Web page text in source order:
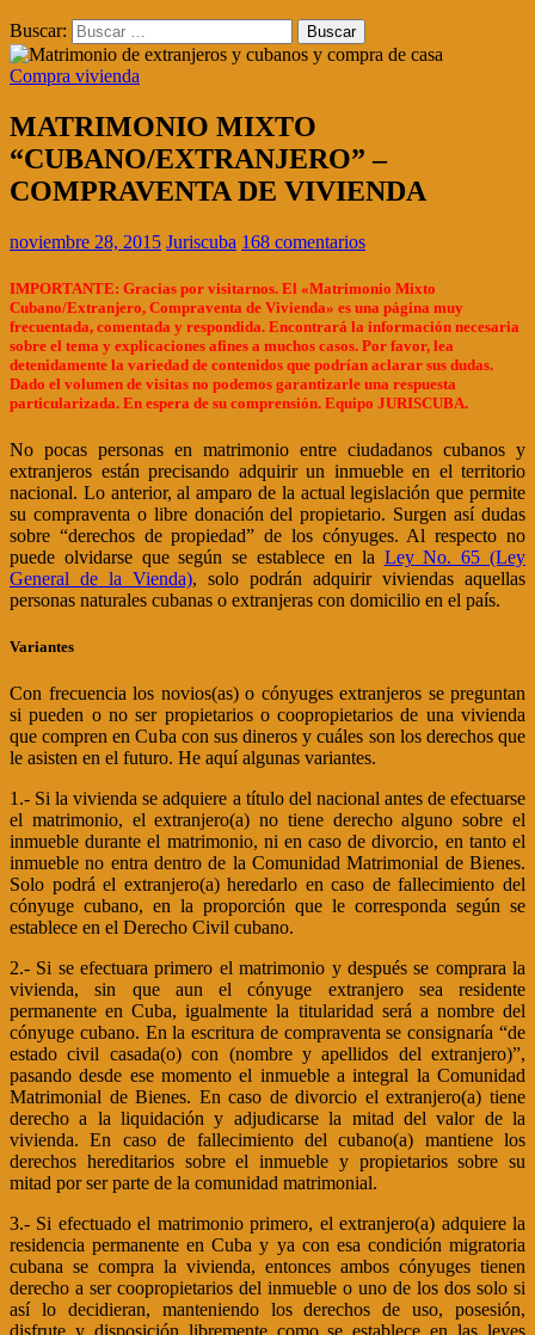
Buscar:
Compra vivienda
MATRIMONIO MIXTO
“CUBANO/EXTRANJERO” –
COMPRAVENTA DE VIVIENDA
noviembre 28, 2015 Juriscuba 168 comentarios
IMPORTANTE: Gracias por visitarnos. El «Matrimonio Mixto
Cubano/Extranjero, Compraventa de Vivienda» es una página muy
frecuentada, comentada y respondida. Encontrará la información necesaria
sobre el tema y explicaciones afines a muchos casos. Por favor, lea
detenidamente la variedad de contenidos que podrían aclarar sus dudas.
Dado el volumen de visitas no podemos garantizarle una respuesta
particularizada. En espera de su comprensión. Equipo JURISCUBA.
No pocas personas en matrimonio entre ciudadanos cubanos y
extranjeros están precisando adquirir un inmueble en el territorio
nacional. Lo anterior, al amparo de la actual legislación que permite
su compraventa o libre donación del propietario. Surgen así dudas
sobre “derechos de propiedad” de los cónyuges. Al respecto no
puede olvidarse que según se establece en la Ley No. 65 (Ley
General de la Vienda), solo podrán adquirir viviendas aquellas
personas naturales cubanas o extranjeras con domicilio en el país.
Variantes
Con frecuencia los novios(as) o cónyuges extranjeros se preguntan
si pueden o no ser propietarios o coopropietarios de una vivienda
que compren en Cuba con sus dineros y cuáles son los derechos que
le asisten en el futuro. He aquí algunas variantes.
1.- Si la vivienda se adquiere a título del nacional antes de efectuarse
el matrimonio, el extranjero(a) no tiene derecho alguno sobre el
inmueble durante el matrimonio, ni en caso de divorcio, en tanto el
inmueble no entra dentro de la Comunidad Matrimonial de Bienes.
Solo podrá el extranjero(a) heredarlo en caso de fallecimiento del
cónyuge cubano, en la proporción que le corresponda según se
establece en el Derecho Civil cubano.
2.- Si se efectuara primero el matrimonio y después se comprara la
vivienda, sin que aun el cónyuge extranjero sea residente
permanente en Cuba, igualmente la titularidad será a nombre del
cónyuge cubano. En la escritura de compraventa se consignaría “de
estado civil casada(o) con (nombre y apellidos del extranjero)”,
pasando desde ese momento el inmueble a integral la Comunidad
Matrimonial de Bienes. En caso de divorcio el extranjero(a) tiene
derecho a la liquidación y adjudicarse la mitad del valor de la
vivienda. En caso de fallecimiento del cubano(a) mantiene los
derechos hereditarios sobre el inmueble y propietarios sobre su
mitad por ser parte de la comunidad matrimonial.
3.- Si efectuado el matrimonio primero, el extranjero(a) adquiere la
residencia permanente en Cuba y ya con esa condición migratoria
cubana se compra la vivienda, entonces ambos cónyuges tienen
derecho a ser coopropietarios del inmueble o uno de los dos solo si
así lo decidieran, manteniendo los derechos de uso, posesión,